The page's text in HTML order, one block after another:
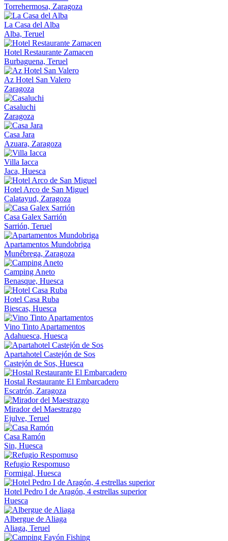
Torrehermosa, Zaragoza
La Casa del Alba
Alba, Teruel
Hotel Restaurante Zamacen
Burbaguena, Teruel
Az Hotel San Valero
Zaragoza
Casaluchi
Zaragoza
Casa Jara
Azuara, Zaragoza
Villa Iacca
Jaca, Huesca
Hotel Arco de San Miguel
Calatayud, Zaragoza
Casa Galex Sarrión
Sarrión, Teruel
Apartamentos Mundobriga
Munébrega, Zaragoza
Camping Aneto
Benasque, Huesca
Hotel Casa Ruba
Biescas, Huesca
Vino Tinto Apartamentos
Adahuesca, Huesca
Apartahotel Castejón de Sos
Castejón de Sos, Huesca
Hostal Restaurante El Embarcadero
Escatrón, Zaragoza
Mirador del Maestrazgo
Ejulve, Teruel
Casa Ramón
Sin, Huesca
Refugio Respomuso
Formigal, Huesca
Hotel Pedro I de Aragón, 4 estrellas superior
Huesca
Albergue de Aliaga
Aliaga, Teruel